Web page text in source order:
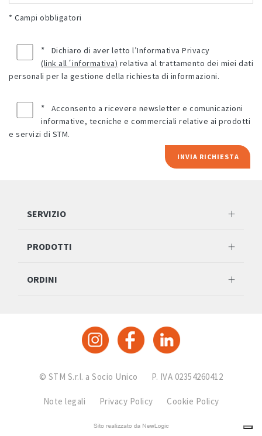
* Campi obbligatori
*
Dichiaro di aver letto l’Informativa Privacy
(link all´informativa)
personali per la gestione della richiesta di informazioni.
*
informative, tecniche e commerciali relative ai prodotti
e servizi di STM.
INVIA RICHIESTA
SERVIZIO
PRODOTTI
ORDINI
© STM S.r.l. a Socio Unico P. IVA 02354260412
Note legali Privacy Policy Cookie Policy